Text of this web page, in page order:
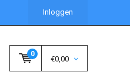
Inloggen
0
€0,00